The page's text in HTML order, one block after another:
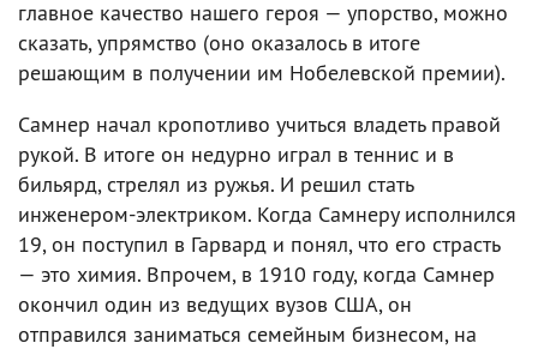
главное качество нашего героя — упорство, можно
сказать, упрямство (оно оказалось в итоге
решающим в получении им Нобелевской премии).
Самнер начал кропотливо учиться владеть правой
рукой. В итоге он недурно играл в теннис и в
бильярд, стрелял из ружья. И решил стать
инженером-электриком. Когда Самнеру исполнился
19, он поступил в Гарвард и понял, что его страсть
— это химия. Впрочем, в 1910 году, когда Самнер
окончил один из ведущих вузов США, он
отправился заниматься семейным бизнесом, на